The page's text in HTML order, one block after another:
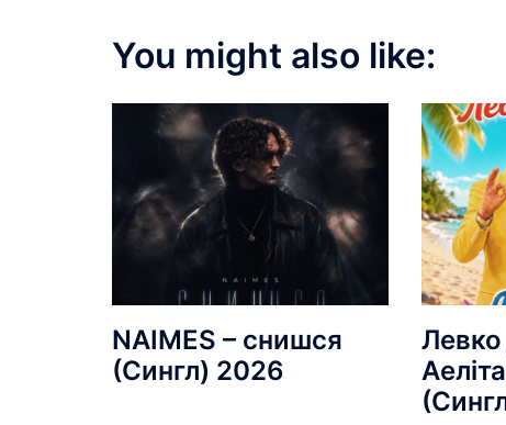
You might also like:
NAIMES – снишся
(Сингл) 2026